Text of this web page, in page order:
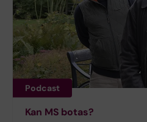
Podcast
Kan MS botas?